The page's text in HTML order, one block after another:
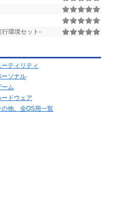
行環境セット-
ーティリティ
ーソナル
ーム
ードウェア
の他、全OS用一覧